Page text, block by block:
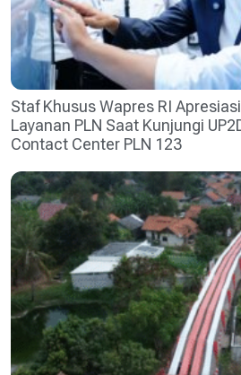
Staf Khusus Wapres RI
Layanan PLN Saat Kunjungi
Contact Center PLN 123